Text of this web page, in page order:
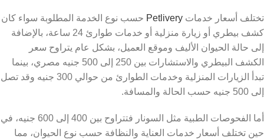
تختلف أسعار خدمات Petlivery حسب نوع الخدمة المطلوبة سواء كان
كشف بيطري أو زيارة منزلية أو خدمات طوارئ 24 ساعة، بالإضافة
إلى حالة الحيوان الأليف وموقع العميل، بشكل عام يتراوح سعر
الكشف البيطري والاستشارات بين 250 إلى 500 جنيه مصري، بينما
تبدأ الزيارات المنزلية وخدمات الطوارئ من حوالي 300 جنيه وقد تصل
إلى 500 جنيه حسب الحالة والمسافة.
أما الفحوصات الطبية مثل السونار فتتراوح بين 400 إلى 600 جنيه، في
حين تختلف أسعار خدمات العناية والنظافة حسب نوع الحيوان، مما